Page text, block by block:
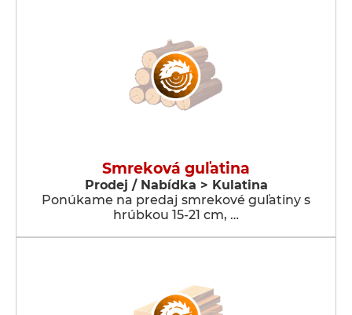
Smreková guľatina
Prodej / Nabídka > Kulatina
Ponúkame na predaj smrekové guľatiny s
hrúbkou 15-21 cm, …